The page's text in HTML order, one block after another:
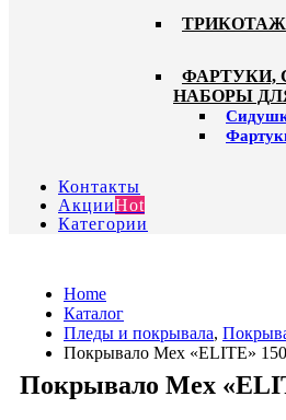
ТРИКОТАЖ
ФАРТУКИ,
НАБОРЫ
Контакты
АкцииHot
Категории
Home
Каталог
Пледы и покрывала,
Покрывало Мех «ELITE»
Покрывало Мех